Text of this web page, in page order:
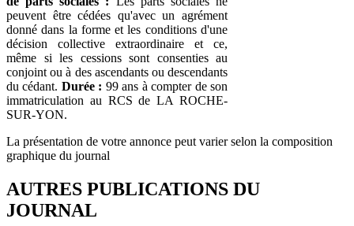
peuvent être cédées qu'avec un agrément
donné dans la forme et les conditions d'une
décision collective extraordinaire et ce,
même si les cessions sont consenties au
conjoint ou à des ascendants ou descendants
du cédant. Durée : 99 ans à compter de son
immatriculation au RCS de LA ROCHE-
SUR-YON.
La présentation de votre annonce peut varier selon la composition
graphique du journal
AUTRES PUBLICATIONS DU
JOURNAL